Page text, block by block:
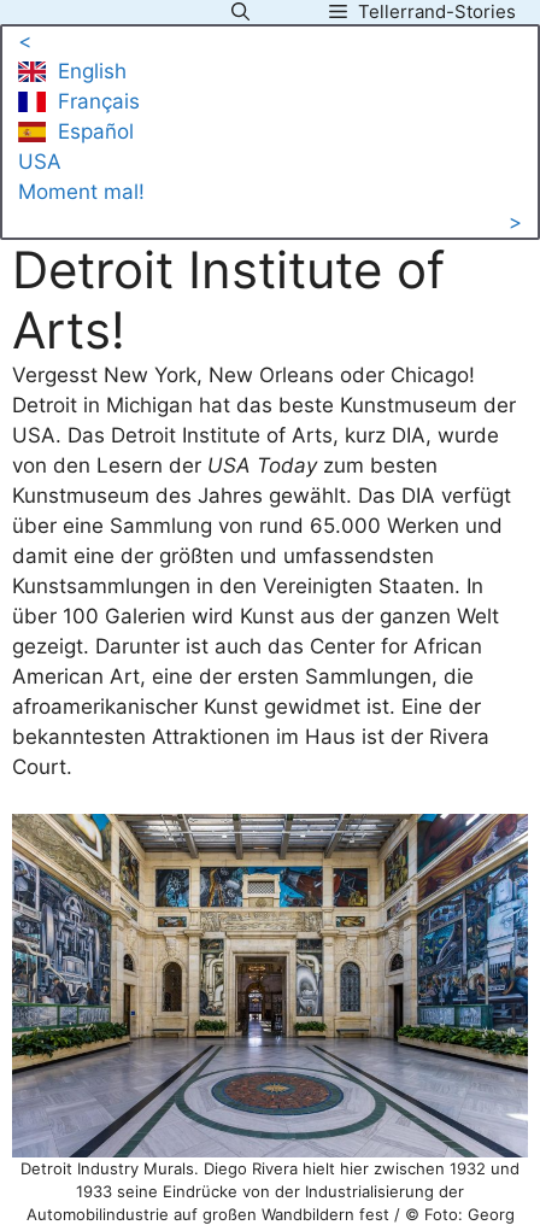
Inhalt
springen
Tellerrand-Stories
<
English
Français
Español
USA
Moment mal!
>
Detroit Institute of
Arts!
Vergesst New York, New Orleans oder Chicago!
Detroit in Michigan hat das beste Kunstmuseum der
USA. Das Detroit Institute of Arts, kurz DIA, wurde
von den Lesern der USA Todayzum besten
Kunstmuseum des Jahres gewählt. Das DIA verfügt
über eine Sammlung von rund 65.000 Werken und
damit eine der größten und umfassendsten
Kunstsammlungen in den Vereinigten Staaten. In
über 100 Galerien wird Kunst aus der ganzen Welt
gezeigt. Darunter ist auch das Center for African
American Art, eine der ersten Sammlungen, die
afroamerikanischer Kunst gewidmet ist. Eine der
bekanntesten Attraktionen im Haus ist der Rivera
Court.
Detroit Industry Murals. Diego Rivera hielt hier zwischen 1932 und
1933 seine Eindrücke von der Industrialisierung der
Automobilindustrie auf großen Wandbildern fest / © Foto: Georg